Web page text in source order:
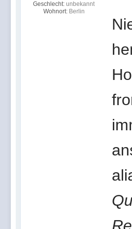
Geschlecht: unbekannt
Wohnort: Berlin